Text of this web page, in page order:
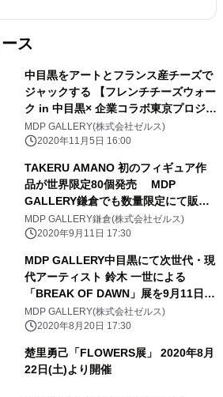
ス
中目黒をアートとフランス産チーズで
ジャックする 【フレンチチーズウォー
ク in 中目黒× 企業コラボ東京プロジェ
クト】 中目黒駅前にはチーズを題材に
した巨大3Dアートも出現！
MDP GALLERY(株式会社ゼルス)
2020年11月5日 16:00
TAKERU AMANO 初のフィギュア作
品が世界限定80個発売 MDP
GALLERY鎌倉でも数量限定にて販売
が決定！
MDP GALLERY鎌倉(株式会社ゼルス)
2020年9月11日 17:30
MDP GALLERY中目黒にて次世代・現
代アーティスト 鈴木 一世による
「BREAK OF DAWN」展を9月11日よ
り開催
MDP GALLERY(株式会社ゼルス)
2020年8月20日 17:30
楚里勇己「FLOWERS展」 2020年8月
22日(土)より開催